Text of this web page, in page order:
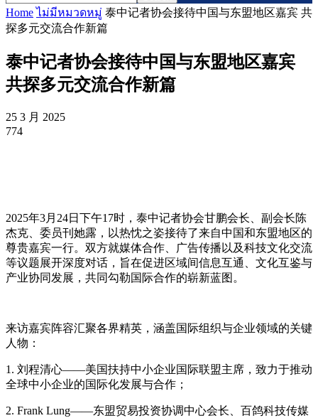
Home ไม่มีหมวดหมู่ 泰中记者协会接待中国与东盟地区嘉宾 共
探多元交流合作新篇
泰中记者协会接待中国与东盟地区嘉宾
共探多元交流合作新篇
25 3 月 2025
774
2025年3月24日下午17时，泰中记者协会甘鹏会长、副会长陈
杰克、委员刊她露，以热忱之姿接待了来自中国和东盟地区的
尊贵嘉宾一行。双方就媒体合作、广告传播以及科技文化交流
等议题展开深度对话，旨在促进区域间信息互通、文化互鉴与
产业协同发展，共同勾勒国际合作的崭新蓝图。
来访嘉宾阵容汇聚各界精英，涵盖国际组织与企业领域的关键
人物：
1. 刘程清心——美国扶持中小企业国际联盟主席，致力于推动
全球中小企业的国际化发展与合作；
2. Frank Lung——东盟贸易投资协调中心会长、百鸽科技传媒